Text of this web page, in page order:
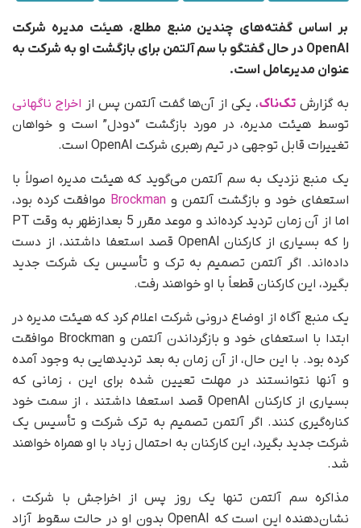
بر اساس گفته‌های چندین منبع مطلع، هیئت مدیره شرکت
OpenAI در حال گفتگو با سم آلتمن برای بازگشت او به شرکت به
عنوان مدیرعامل است.
به گزارش تک‌ناک، یکی از آن‌ها گفت آلتمن پس از اخراج ناگهانی
توسط هیئت مدیره، در مورد بازگشت “دودل” است و خواهان
تغییرات قابل توجهی در تیم رهبری شرکت OpenAI است.
یک منبع نزدیک به سم آلتمن می‌گوید که هیئت مدیره اصولاً با
استعفای خود و بازگشت آلتمن و Brockman موافقت کرده بود،
اما از آن زمان تردید کرده‌اند و موعد مقرر 5 بعدازظهر به وقت PT
را که بسیاری از کارکنان OpenAI قصد استعفا داشتند، از دست
داده‌اند. اگر آلتمن تصمیم به ترک و تأسیس یک شرکت جدید
بگیرد، این کارکنان قطعاً با او خواهند رفت.
یک منبع آگاه از اوضاع درونی شرکت اعلام کرد که هیئت مدیره در
ابتدا با استعفای خود و بازگرداندن آلتمن و Brockman موافقت
کرده بود. با این حال، از آن زمان به بعد تردیدهایی به وجود آمده
و آنها نتوانستند در مهلت تعیین شده برای این ، زمانی که
بسیاری از کارکنان OpenAI قصد استعفا داشتند ، از سمت خود
کناره‌گیری کنند. اگر آلتمن تصمیم به ترک شرکت و تأسیس یک
شرکت جدید بگیرد، این کارکنان به احتمال زیاد با او همراه خواهند
شد.
مذاکره سم آلتمن تنها یک روز پس از اخراجش با شرکت ،
نشان‌دهنده این است که OpenAI بدون او در حالت سقوط آزاد